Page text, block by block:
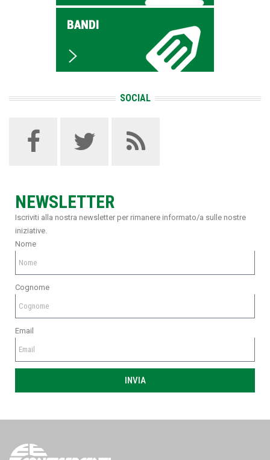
SOCIAL
NEWSLETTER
Iscriviti alla nostra newsletter per rimanere informato/a sulle nostre
iniziative.
Nome
Cognome
Email
INVIA